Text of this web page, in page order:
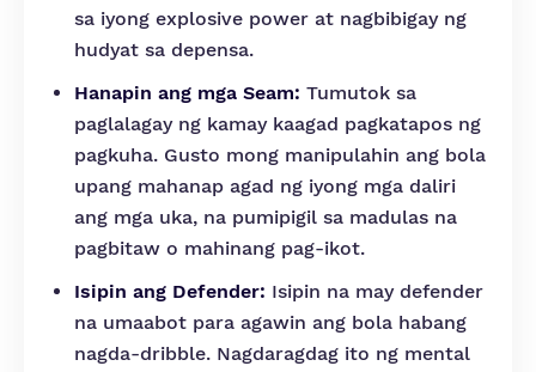
sa iyong explosive power at nagbibigay ng
hudyat sa depensa.
Hanapin ang mga Seam: Tumutok sa
paglalagay ng kamay kaagad pagkatapos ng
pagkuha. Gusto mong manipulahin ang bola
upang mahanap agad ng iyong mga daliri
ang mga uka, na pumipigil sa madulas na
pagbitaw o mahinang pag-ikot.
Isipin ang Defender: Isipin na may defender
na umaabot para agawin ang bola habang
nagda-dribble. Nagdaragdag ito ng mental